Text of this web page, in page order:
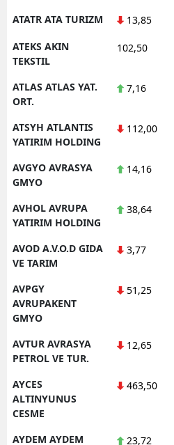
ATATR ATA TURIZM 13,85
ATEKS AKIN
TEKSTIL
102,50
ATLAS ATLAS YAT.
ORT.
7,16
ATSYH ATLANTIS
YATIRIM HOLDING
112,00
AVGYO AVRASYA
GMYO
14,16
AVHOL AVRUPA
YATIRIM HOLDING
38,64
AVOD A.V.O.D GIDA
VE TARIM
3,77
AVPGY
AVRUPAKENT
GMYO
51,25
AVTUR AVRASYA
PETROL VE TUR.
12,65
AYCES
ALTINYUNUS
CESME
463,50
AYDEM AYDEM 23,72